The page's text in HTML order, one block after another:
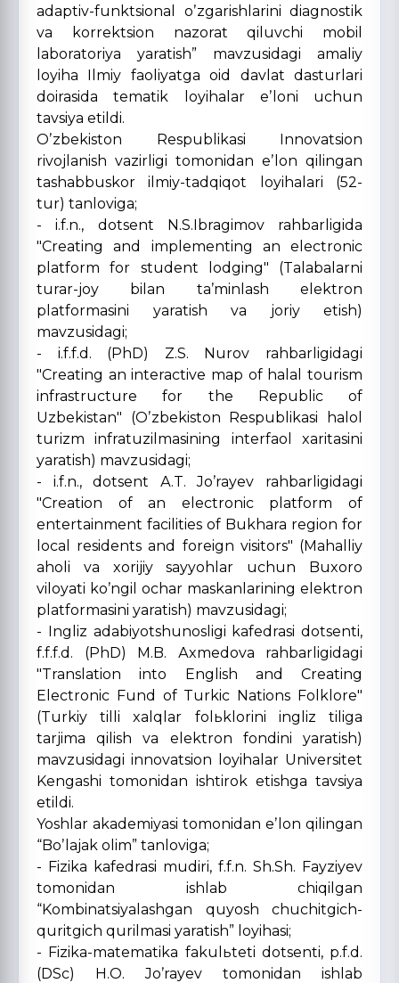
adaptiv-funktsional oʼzgarishlarini diagnostik
va korrektsion nazorat qiluvchi mobil
laboratoriya yaratish” mavzusidagi amaliy
loyiha Ilmiy faoliyatga oid davlat dasturlari
doirasida tematik loyihalar eʼloni uchun
tavsiya etildi.
Oʼzbekiston Respublikasi Innovatsion
rivojlanish vazirligi tomonidan eʼlon qilingan
tashabbuskor ilmiy-tadqiqot loyihalari (52-
tur) tanloviga;
- i.f.n., dotsent N.S.Ibragimov rahbarligida
"Creating and implementing an electronic
platform for student lodging" (Talabalarni
turar-joy bilan taʼminlash elektron
platformasini yaratish va joriy etish)
mavzusidagi;
- i.f.f.d. (PhD) Z.S. Nurov rahbarligidagi
"Creating an interactive map of halal tourism
infrastructure for the Republic of
Uzbekistan" (Oʼzbekiston Respublikasi halol
turizm infratuzilmasining interfaol xaritasini
yaratish) mavzusidagi;
- i.f.n., dotsent А.T. Joʼrayev rahbarligidagi
"Creation of an electronic platform of
entertainment facilities of Bukhara region for
local residents and foreign visitors" (Mahalliy
aholi va xorijiy sayyohlar uchun Buxoro
viloyati koʼngil ochar maskanlarining elektron
platformasini yaratish) mavzusidagi;
- Ingliz adabiyotshunosligi kafedrasi dotsenti,
f.f.f.d. (PhD) M.B. Аxmedova rahbarligidagi
"Translation into English and Creating
Electronic Fund of Turkic Nations Folklore"
(Turkiy tilli xalqlar folьklorini ingliz tiliga
tarjima qilish va elektron fondini yaratish)
mavzusidagi innovatsion loyihalar Universitet
Kengashi tomonidan ishtirok etishga tavsiya
etildi.
Yoshlar akademiyasi tomonidan eʼlon qilingan
“Boʼlajak olim” tanloviga;
- Fizika kafedrasi mudiri, f.f.n. Sh.Sh. Fayziyev
tomonidan ishlab chiqilgan
“Kombinatsiyalashgan quyosh chuchitgich-
quritgich qurilmasi yaratish” loyihasi;
- Fizika-matematika fakulьteti dotsenti, p.f.d.
(DSc) H.O. Joʼrayev tomonidan ishlab